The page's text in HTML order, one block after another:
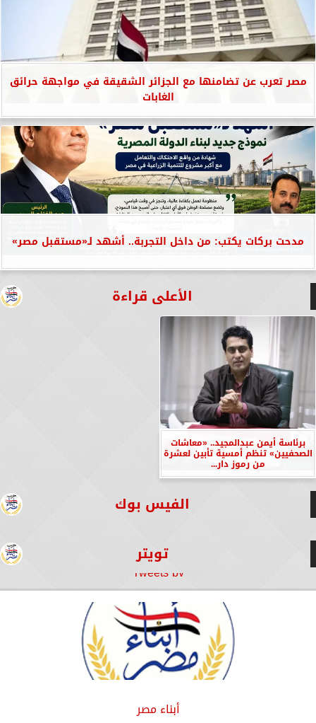
مصر تعرب عن تضامنها مع الجزائر الشقيقة في مواجهة حرائق
الغابات
مدحت بركات يكتب: من داخل التجربة.. أشهد لـ«مستقبل مصر»
الأعلى قراءة
برئاسة أيمن عبدالمجيد.. «معاشات
الصحفيين» تنظم أمسية تأبين لعشرة
من رموز دار...
الفيس بوك
تويتر
Tweets by
أبناء مصر